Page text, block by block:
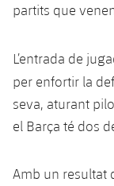
partits que
L’entrada de
per enfortir la
seva, aturant
el Barça té dos
Amb un resultat